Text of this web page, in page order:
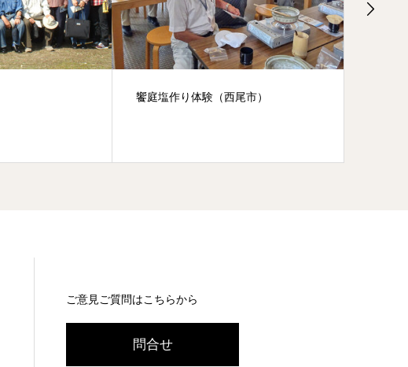
饗庭塩作り体験（西尾市）
ご意見ご質問はこちらから
問合せ